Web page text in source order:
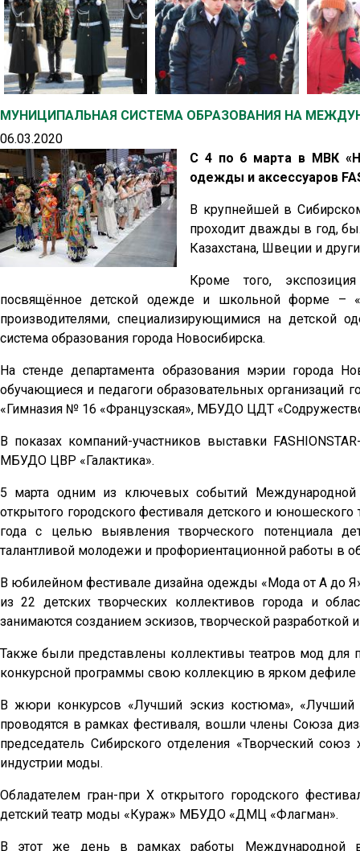
МУНИЦИПАЛЬНАЯ СИСТЕМА ОБРАЗОВАНИЯ НА
06.03.2020
С 4 по 6 марта в МВК
одежды и аксессуаров
В крупнейшей в
проходит дважды в год,
Казахстана, Швеции и
Кроме того,
посвящённое детской одежде и школьной форме –
производителями, специализирующимися на детской
система образования города Новосибирска.
На стенде департамента образования мэрии города
обучающиеся и педагоги образовательных
«Гимназия № 16 «Французская», МБУДО ЦДТ
В показах компаний-участников выставки
МБУДО ЦВР «Галактика».
5 марта одним из ключевых событий Международной
открытого городского фестиваля детского и
года с целью выявления творческого потенциала
талантливой молодежи и профориентационной работы в
В юбилейном фестивале дизайна одежды «Мода от А до Я»
из 22 детских творческих коллективов города и
занимаются созданием эскизов, творческой
Также были представлены коллективы театров мод для
конкурсной программы свою коллекцию в ярком
В жюри конкурсов «Лучший эскиз костюма»,
проводятся в рамках фестиваля, вошли члены Союза
председатель Сибирского отделения «Творческий
индустрии моды.
Обладателем гран-при Х открытого городского
детский театр моды «Кураж» МБУДО «ДМЦ «Флагман».
В этот же день в рамках работы Международной